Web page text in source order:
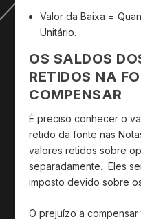
Valor da Baixa =
Unitário.
OS SALDOS
RETIDOS NA
COMPENSAR
É preciso conhecer o
retido da fonte nas
valores retidos sobre
separadamente. Eles
imposto devido sobre
O prejuízo a